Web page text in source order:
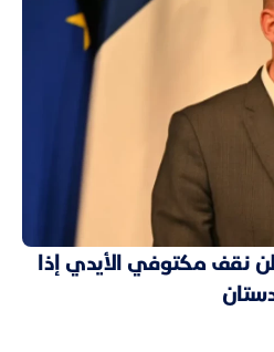
لن نقف مكتوفي الأيدي إذا